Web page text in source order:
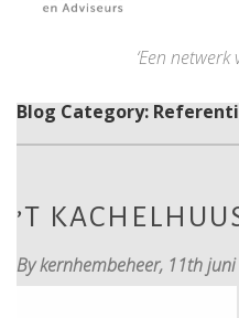
‘Een
Blog Category:
’T
By kernhembeheer, 11th